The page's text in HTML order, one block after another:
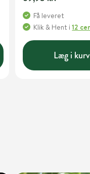
Få leveret
Klik & Hent i12
Læg i kurv